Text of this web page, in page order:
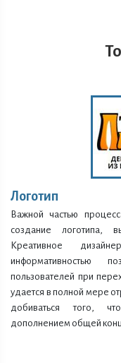
Логотип
Важной частью
создание логотипа,
Креативное
информативностью
пользователей при
удается в полной мере
добиваться того,
дополнением общей